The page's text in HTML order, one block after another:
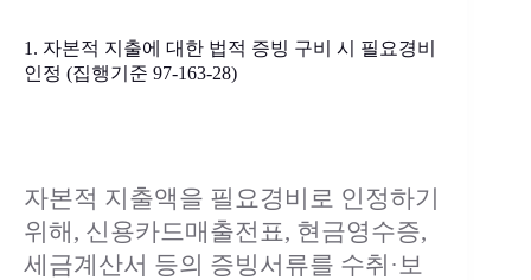
1. 자본적 지출에 대한 법적 증빙 구비 시 필요경비
인정 (집행기준 97-163-28)
자본적 지출액을 필요경비로 인정하기
위해, 신용카드매출전표, 현금영수증,
세금계산서 등의 증빙서류를 수취·보